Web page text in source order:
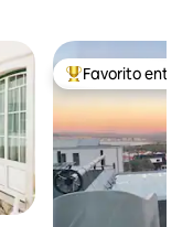
Favorito entre
Favorito entre